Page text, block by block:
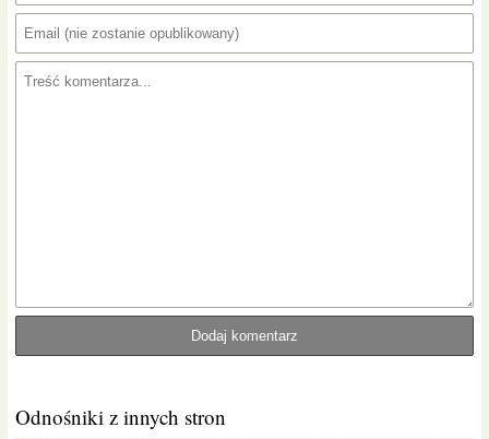
Odnośniki z innych stron